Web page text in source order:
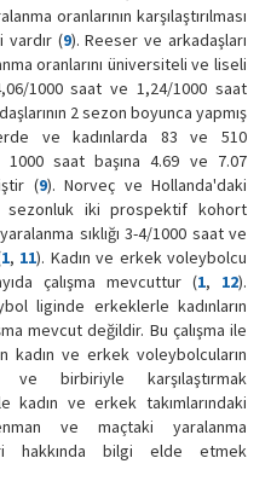
oranlarının karşılaştırılması
vardır (9). Reeser ve arkadaşları
oranlarını üniversiteli ve liseli
1000 saat ve 1,24/1000 saat
2 sezon boyunca yapmış
ve kadınlarda 83 ve 510
saat başına 4.69 ve 7.07
(9). Norveç ve Hollanda'daki
iki prospektif kohort
sıklığı 3-4/1000 saat ve
1, 11). Kadın ve erkek voleybolcu
çalışma mevcuttur (1, 12).
liginde erkeklerle kadınların
mevcut değildir. Bu çalışma ile
kadın ve erkek voleybolcuların
ve birbiriyle karşılaştırmak
kadın ve erkek takımlarındaki
ve maçtaki yaralanma
hakkında bilgi elde etmek